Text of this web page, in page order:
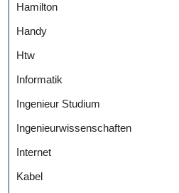
Hamilton
Handy
Htw
Informatik
Ingenieur Studium
Ingenieurwissenschaften
Internet
Kabel